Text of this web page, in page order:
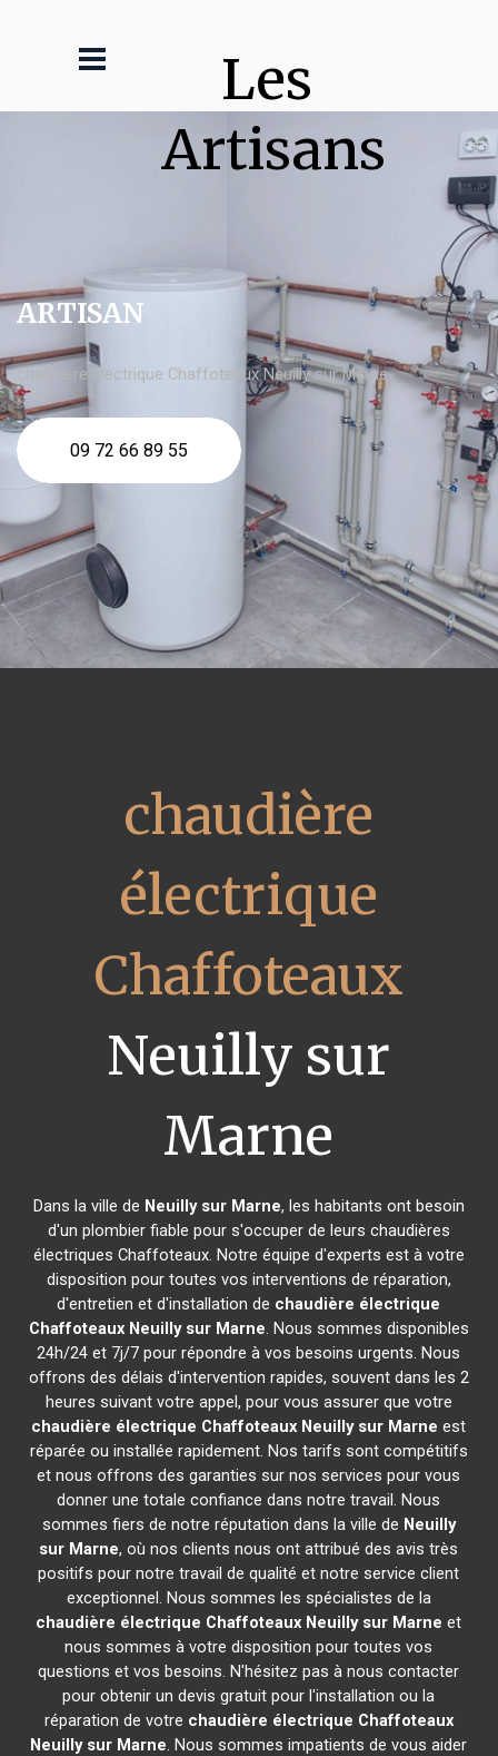
Les
Artisans
ARTISAN
chaudière électrique Chaffoteaux Neuilly sur Marne
09 72 66 89 55
chaudière
électrique
Chaffoteaux
Neuilly sur
Marne
Dans la ville de Neuilly sur Marne, les habitants ont besoin
d'un plombier fiable pour s'occuper de leurs chaudières
électriques Chaffoteaux. Notre équipe d'experts est à votre
disposition pour toutes vos interventions de réparation,
d'entretien et d'installation de chaudière électrique
Chaffoteaux Neuilly sur Marne. Nous sommes disponibles
24h/24 et 7j/7 pour répondre à vos besoins urgents. Nous
offrons des délais d'intervention rapides, souvent dans les 2
heures suivant votre appel, pour vous assurer que votre
chaudière électrique Chaffoteaux Neuilly sur Marne est
réparée ou installée rapidement. Nos tarifs sont compétitifs
et nous offrons des garanties sur nos services pour vous
donner une totale confiance dans notre travail. Nous
sommes fiers de notre réputation dans la ville de Neuilly
sur Marne, où nos clients nous ont attribué des avis très
positifs pour notre travail de qualité et notre service client
exceptionnel. Nous sommes les spécialistes de la
chaudière électrique Chaffoteaux Neuilly sur Marne et
nous sommes à votre disposition pour toutes vos
questions et vos besoins. N'hésitez pas à nous contacter
pour obtenir un devis gratuit pour l'installation ou la
réparation de votre chaudière électrique Chaffoteaux
Neuilly sur Marne. Nous sommes impatients de vous aider